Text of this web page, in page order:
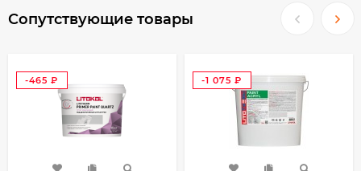
увлажнения.
Бетонные, кирпичные, пено- и газобетонные
основания, цементные и цементно-
известковые штукатурки, ГКЛ, ГВЛ.
Сопутствующие товары
-465
-1 075
₽